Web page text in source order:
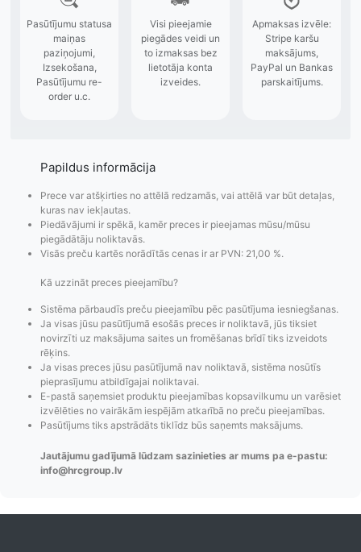
Pasūtījumu statusa
maiņas
Izsekošana,
Pasūtījumu re-
Visi pieejamie
piegādes veidi un
lietotāja konta
PayPal
Papildus informācija
Prece var atšķirties no attēlā redzamās, vai attēlā var būt detaļas,
kuras nav iekļautas.
Piedāvājumi ir spēkā, kamēr preces ir pieejamas mūsu/mūsu
piegādātāju noliktavās.
Visās preču kartēs norādītās cenas ir ar PVN: 21,00 %.
Kā uzzināt preces pieejamību?
Sistēma pārbaudīs preču pieejamību pēc pasūtījuma iesniegšanas.
Ja visas jūsu pasūtījumā esošās preces ir noliktavā, jūs tiksiet
novirzīti uz maksājuma saites un fromēšanas brīdī tiks izveidots
rēķins.
Ja visas preces jūsu pasūtījumā nav noliktavā, sistēma nosūtīs
pieprasījumu atbildīgajai noliktavai.
E-pastā saņemsiet produktu pieejamības kopsavilkumu un varēsiet
izvēlēties no vairākām iespējām atkarībā no preču pieejamības.
Pasūtījums tiks apstrādāts tiklīdz būs saņemts maksājums.
Jautājumu gadījumā lūdzam sazinieties ar mums pa e-pastu:
info@hrcgroup.lv